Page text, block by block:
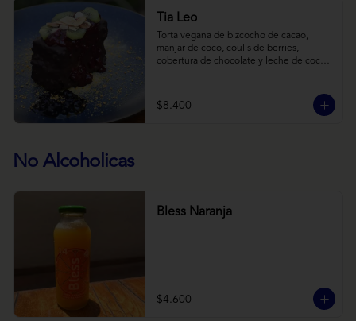
Tia Leo
Torta vegana de bizcocho de cacao,
manjar de coco, coulis de berries,
cobertura de chocolate y leche de coco
$8.400
No Alcoholicas
Bless Naranja
$4.600